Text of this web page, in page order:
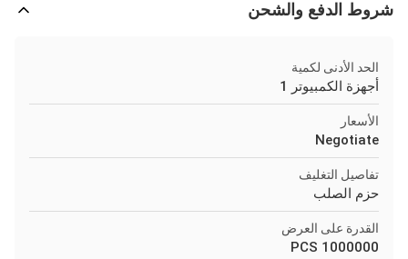
شروط الدفع والشحن
الحد الأدنى لكمية
أجهزة الكمبيوتر 1
الأسعار
Negotiate
تفاصيل التغليف
حزم الصلب
القدرة على العرض
1000000 PCS